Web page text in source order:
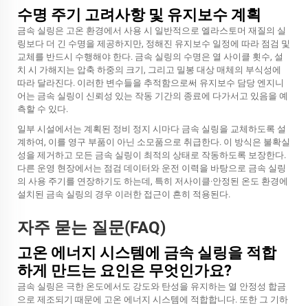
수명 주기 고려사항 및 유지보수 계획
금속 실링은 고온 환경에서 사용 시 일반적으로 엘라스토머 재질의 실
링보다 더 긴 수명을 제공하지만, 정해진 유지보수 일정에 따라 점검 및
교체를 반드시 수행해야 한다. 금속 실링의 수명은 열 사이클 횟수, 설
치 시 가해지는 압축 하중의 크기, 그리고 밀봉 대상 매체의 부식성에
따라 달라진다. 이러한 변수들을 추적함으로써 유지보수 담당 엔지니
어는 금속 실링이 신뢰성 있는 작동 기간의 종료에 다가서고 있음을 예
측할 수 있다.
일부 시설에서는 계획된 정비 정지 시마다 금속 실링을 교체하도록 설
계하여, 이를 영구 부품이 아닌 소모품으로 취급한다. 이 방식은 불확실
성을 제거하고 모든 금속 실링이 최적의 상태로 작동하도록 보장한다.
다른 운영 현장에서는 점검 데이터와 운전 이력을 바탕으로 금속 실링
의 사용 주기를 연장하기도 하는데, 특히 저사이클·안정된 온도 환경에
설치된 금속 실링의 경우 이러한 접근이 흔히 적용된다.
자주 묻는 질문(FAQ)
고온 에너지 시스템에 금속 실링을 적합
하게 만드는 요인은 무엇인가요?
금속 실링은 극한 온도에서도 강도와 탄성을 유지하는 열 안정성 합금
으로 제조되기 때문에 고온 에너지 시스템에 적합합니다. 또한 그 기하